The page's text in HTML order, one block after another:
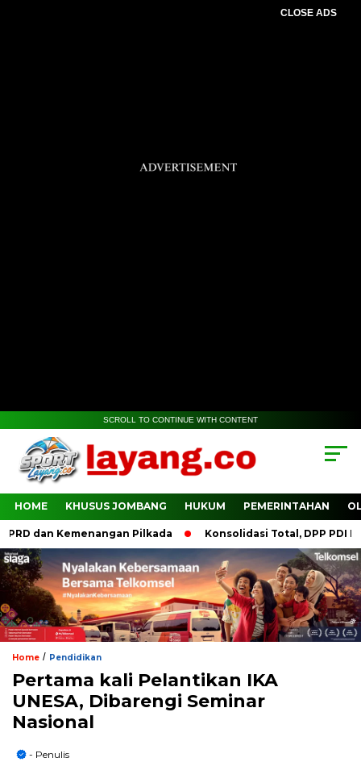
CLOSE ADS
SCROLL TO CONTINUE WITH CONTENT
HOME KHUSUS JOMBANG HUKUM PEMERINTAHAN
dan Kemenangan Pilkada Konsolidasi Total, DPP PDI
Home / Pendidikan
Pertama kali Pelantikan IKA
UNESA, Dibarengi Seminar
Nasional
- Penulis